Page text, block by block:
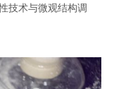
技术与微观结构调